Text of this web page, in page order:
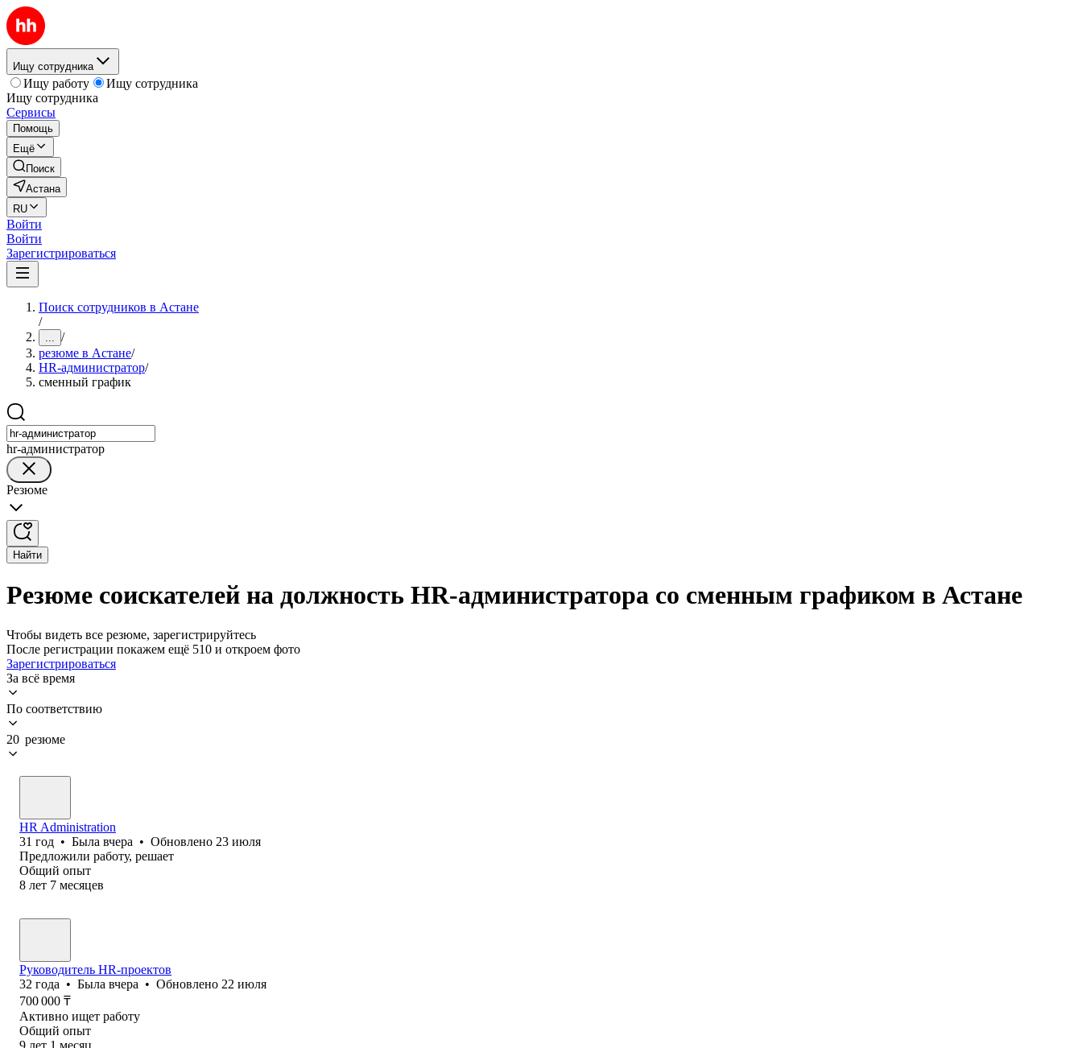
Ищу сотрудника
Ищу работу
Ищу сотрудника
Ищу сотрудника
Сервисы
Помощь
Ещё
Поиск
Астана
RU
Войти
Войти
Зарегистрироваться
Поиск сотрудников в Астане
/
... /
резюме в Астане/
HR-администратор/
сменный график
hr-администратор
Резюме
Найти
Резюме соискателей на должность HR-администратора со сменным графиком в Астане
Чтобы видеть все резюме, зарегистрируйтесь
После регистрации покажем ещё 510 и откроем фото
Зарегистрироваться
За всё время
По соответствию
20 резюме
HR Administration
31 год • Была вчера • Обновлено 23 июля
Предложили работу, решает
Общий опыт
8 лет 7 месяцев
Руководитель HR-проектов
32 года • Была вчера • Обновлено 22 июля
700 000 ₸
Активно ищет работу
Общий опыт
9 лет 1 месяц